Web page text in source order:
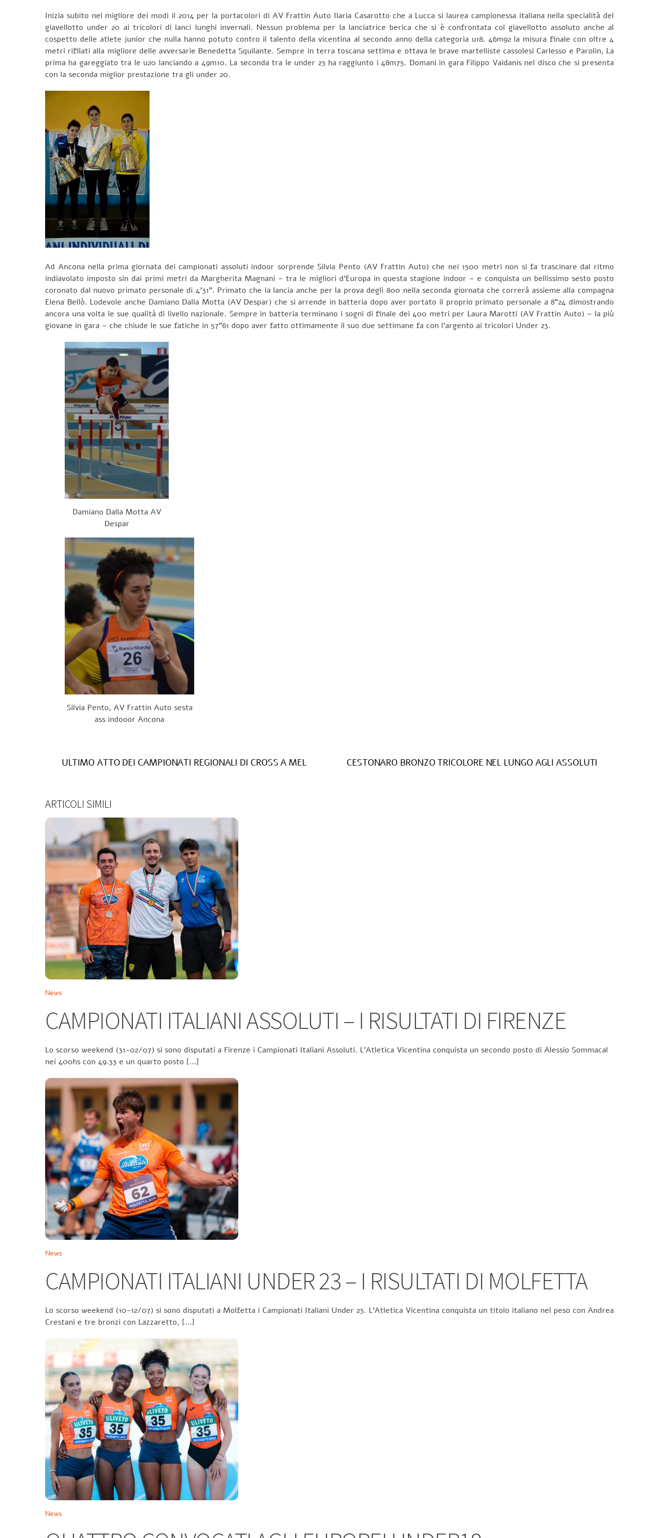
Inizia subito nel migliore dei modi il 2014 per la portacolori di AV Frattin Auto Ilaria Casarotto che a Lucca si laurea campionessa italiana nella specialità del
giavellotto under 20 ai tricolori di lanci lunghi invernali. Nessun problema per la lanciatrice berica che si è confrontata col giavellotto assoluto anche al
cospetto delle atlete junior che nulla hanno potuto contro il talento della vicentina al secondo anno della categoria u18. 46m92 la misura finale con oltre 4
metri rifilati alla migliore delle avversarie Benedetta Squilante. Sempre in terra toscana settima e ottava le brave martelliste cassolesi Carlesso e Parolin, La
prima ha gareggiato tra le u20 lanciando a 49m10. La seconda tra le under 23 ha raggiunto i 48m75. Domani in gara Filippo Vaidanis nel disco che si presenta
con la seconda miglior prestazione tra gli under 20.
Ad Ancona nella prima giornata dei campionati assoluti indoor sorprende Silvia Pento (AV Frattin Auto) che nei 1500 metri non si fa trascinare dal ritmo
indiavolato imposto sin dai primi metri da Margherita Magnani – tra le migliori d’Europa in questa stagione indoor – e conquista un bellissimo sesto posto
coronato dal nuovo primato personale di 4’31”. Primato che la lancia anche per la prova degli 800 nella seconda giornata che correrà assieme alla compagna
Elena Bellò. Lodevole anche Damiano Dalla Motta (AV Despar) che si arrende in batteria dopo aver portato il proprio primato personale a 8”24 dimostrando
ancora una volta le sue qualità di livello nazionale. Sempre in batteria terminano i sogni di finale dei 400 metri per Laura Marotti (AV Frattin Auto) – la più
giovane in gara – che chiude le sue fatiche in 57”61 dopo aver fatto ottimamente il suo due settimane fa con l’argento ai tricolori Under 23.
Damiano Dalla Motta AV
Despar
Silvia Pento, AV Frattin Auto sesta
ass indooor Ancona
ULTIMO ATTO DEI CAMPIONATI REGIONALI DI CROSS A MEL CESTONARO BRONZO TRICOLORE NEL LUNGO AGLI ASSOLUTI
ARTICOLI SIMILI
News
CAMPIONATI ITALIANI ASSOLUTI – I RISULTATI DI FIRENZE
Lo scorso weekend (31-02/07) si sono disputati a Firenze i Campionati Italiani Assoluti. L’Atletica Vicentina conquista un secondo posto di Alessio Sommacal
nei 400hs con 49.33 e un quarto posto […]
News
CAMPIONATI ITALIANI UNDER 23 – I RISULTATI DI MOLFETTA
Lo scorso weekend (10-12/07) si sono disputati a Molfetta i Campionati Italiani Under 23. L’Atletica Vicentina conquista un titolo italiano nel peso con Andrea
Crestani e tre bronzi con Lazzaretto, […]
News